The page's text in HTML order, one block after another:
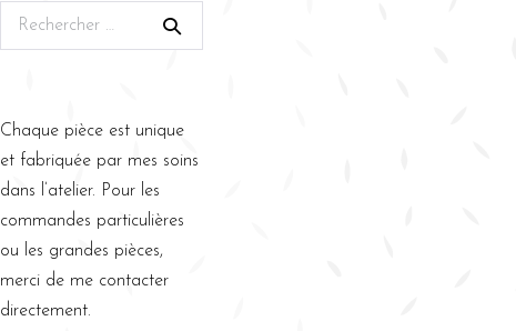
Chaque pièce est unique
et fabriquée par mes soins
dans l’atelier. Pour les
commandes particulières
ou les grandes pièces,
merci de me contacter
directement.